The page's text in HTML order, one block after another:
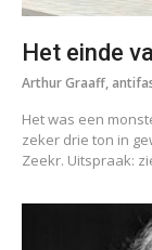
Het einde
Arthur Graaff,
Het was een
zeker drie ton in
Zeekr. Uitspraak: